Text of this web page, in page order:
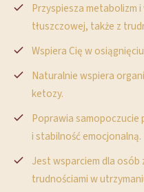
Przyspiesza metabolizm
tłuszczowej, także z
Wspiera Cię w
Naturalnie wspiera
ketozy.
Poprawia samopoczucie
i stabilność emocjonalną.
Jest wsparciem dla osób
trudnościami w